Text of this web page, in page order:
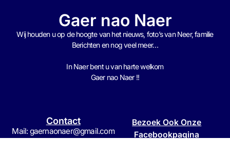
Gaer nao Naer
Wij houden u op de hoogte van het nieuws, foto’s van Neer, familie
Berichten en nog veel meer…
In Naer bent u van harte welkom
Gaer nao Naer !!
Contact
Mail: gaernaonaer@gmail.com
Bezoek Ook Onze
Facebookpagina